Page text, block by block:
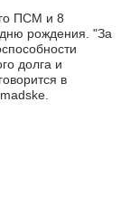
ПСМ и 8
дню рождения. "За
долга и
в